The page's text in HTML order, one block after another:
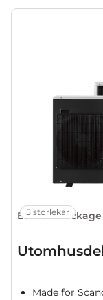
5 storlekar
Ecodan Package
Made for